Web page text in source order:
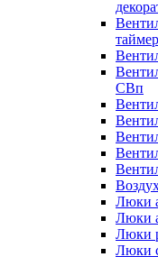
СВп
Люки
Люки
Люки
Люки